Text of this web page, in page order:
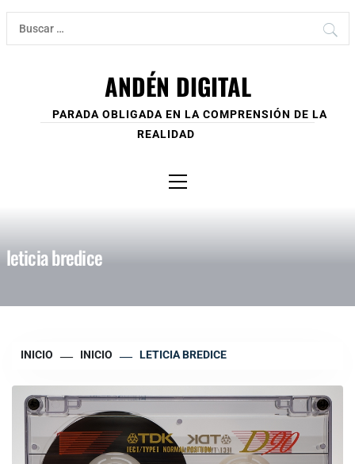
Ir
contenido
Buscar:
ANDÉN DIGITAL
PARADA OBLIGADA EN LA COMPRENSIÓN DE LA
REALIDAD
principal
leticia bredice
INICIO INICIO LETICIA BREDICE